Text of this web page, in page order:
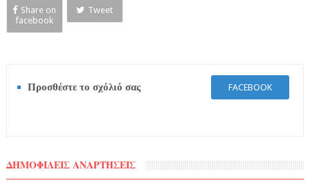
Share on
facebook
Tweet
Προσθέστε το σχόλιό σας FACEBOOK
ΔΗΜΟΦΙΛΕΙΣ ΑΝΑΡΤΗΣΕΙΣ